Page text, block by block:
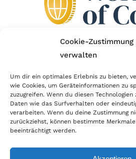
Cookie-Zustimmung
verwalten
Um dir ein optimales Erlebnis zu bieten,
wie Cookies, um Geräteinformationen zu
zuzugreifen. Wenn du diesen
Daten wie das Surfverhalten oder
verarbeiten. Wenn du deine Zustimmung
zurückziehst, können bestimmte
beeinträchtigt werden.
Der Händlerbund setzt sich für
erfolgreichen E-Commerce ein.
viele Onlineshops im Netz
und unterstützen fairen